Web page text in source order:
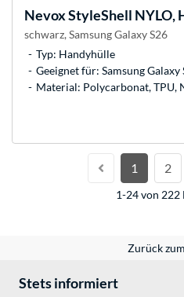
NevoxStyleShell NYLO,
schwarz, Samsung Galaxy S26
Typ: Handyhülle
Geeignet für: Samsung Galaxy
Material: Polycarbonat, TPU,
1 2
1-24 von 222
Zurück
Stets informiert